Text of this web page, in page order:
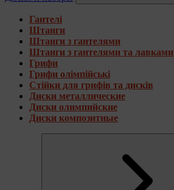
Гантелі
Штанги
Штанги з гантелями
Штанги з гантелями та лавками
Грифи
Грифи олімпійські
Стійки для грифів та дисків
Диски металлические
Диски олимпийские
Диски композитные